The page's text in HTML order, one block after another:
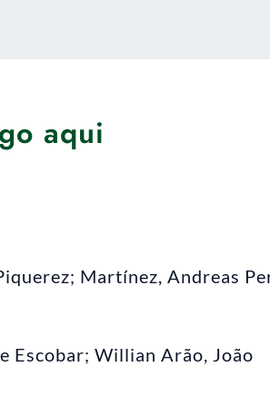
aqui
Martínez, Andreas
Escobar; Willian Arão, João